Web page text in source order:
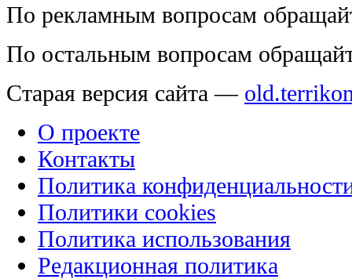
По рекламным вопросам
По остальным вопросам
Старая версия сайта —
О проекте
Контакты
Политика
Политики cookies
Политика использования
Редакционная политика